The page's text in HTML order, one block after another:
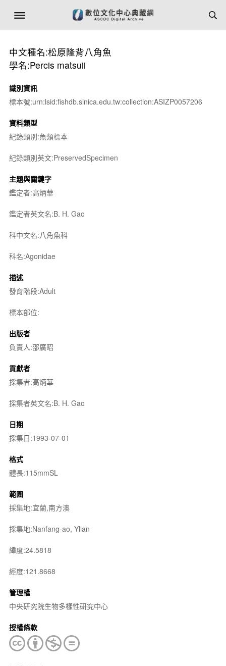
中文種名:松原隆背八角魚ﾠ
學名:Percis matsuii
識別資訊
標本號:urn:lsid:fishdb.sinica.edu.tw:collection:ASIZP0057206
資料類型
紀錄類別:魚類標本
紀錄類別英文:PreservedSpecimen
主題與關鍵字
鑑定者:高炳華
鑑定者英文名:B. H. Gao
科中文名:八角魚科
科名:Agonidae
描述
發育階段:Adult
標本部位:
出版者
負責人:邵廣昭
貢獻者
採集者:高炳華
採集者英文名:B. H. Gao
日期
採集日:1993-07-01
格式
體長:115mmSL
範圍
採集地:宜蘭,南方澳
採集地:Nanfang-ao, Ylian
緯度:24.5818
經度:121.8668
管理權
中央研究院生物多樣性研究中心
授權條款